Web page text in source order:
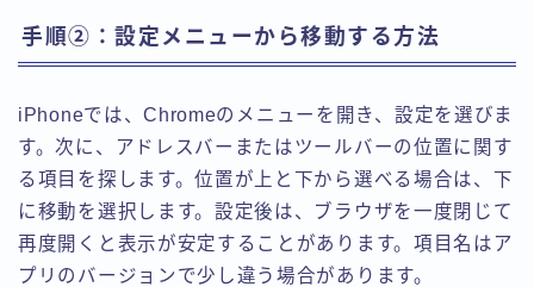
手順②：設定メニューから移動する方法
iPhoneでは、Chromeのメニューを開き、設定を選びま
す。次に、アドレスバーまたはツールバーの位置に関す
る項目を探します。位置が上と下から選べる場合は、下
に移動を選択します。設定後は、ブラウザを一度閉じて
再度開くと表示が安定することがあります。項目名はア
プリのバージョンで少し違う場合があります。